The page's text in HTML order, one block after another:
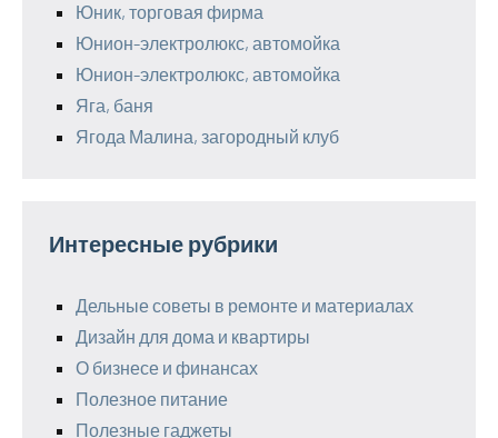
Юник, торговая фирма
Юнион-электролюкс, автомойка
Юнион-электролюкс, автомойка
Яга, баня
Ягода Малина, загородный клуб
Интересные рубрики
Дельные советы в ремонте и материалах
Дизайн для дома и квартиры
О бизнесе и финансах
Полезное питание
Полезные гаджеты